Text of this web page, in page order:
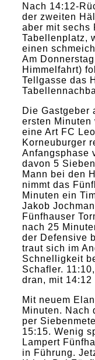
Nach 14:12-
der zweiten
aber mit sechs
Tabellenplatz,
einen
Am
Himmelfahrt)
Tellgasse das
Die Gastgeber
ersten
eine Art FC
Korneuburger
Anfangsphase
davon 5
Mann bei den
nimmt das
Minuten ein
Jakob
Fünfhauser
nach 25
der Defensive
traut sich im
Schnelligkeit
Schafler.
dran, mit
Mit neuem
Minuten. Nach
per
15:15. Wenig
Lampert
in Führung.